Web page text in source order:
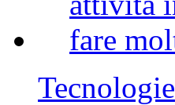
Tecnologie